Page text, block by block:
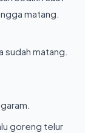
matang.
sudah matang.
goreng telur